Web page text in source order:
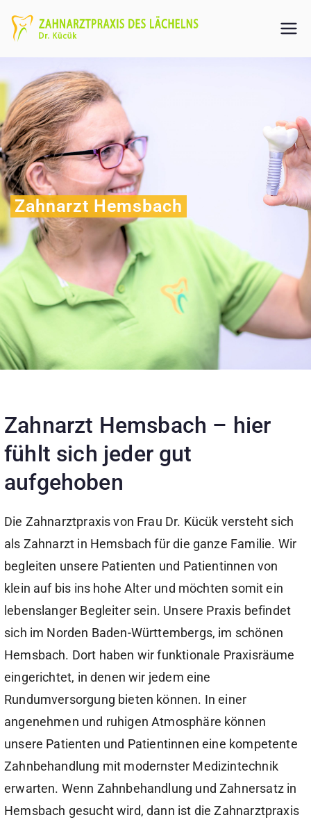
Zahnarzt Hemsbach
Zahnarzt Hemsbach – hier
fühlt sich jeder gut
aufgehoben
Die Zahnarztpraxis von Frau Dr. Kücük versteht sich
als Zahnarzt in Hemsbach für die ganze Familie. Wir
begleiten unsere Patienten und Patientinnen von
klein auf bis ins hohe Alter und möchten somit ein
lebenslanger Begleiter sein. Unsere Praxis befindet
sich im Norden Baden-Württembergs, im schönen
Hemsbach. Dort haben wir funktionale Praxisräume
eingerichtet, in denen wir jedem eine
Rundumversorgung bieten können. In einer
angenehmen und ruhigen Atmosphäre können
unsere Patienten und Patientinnen eine kompetente
Zahnbehandlung mit modernster Medizintechnik
erwarten. Wenn Zahnbehandlung und Zahnersatz in
Hemsbach gesucht wird, dann ist die Zahnarztpraxis